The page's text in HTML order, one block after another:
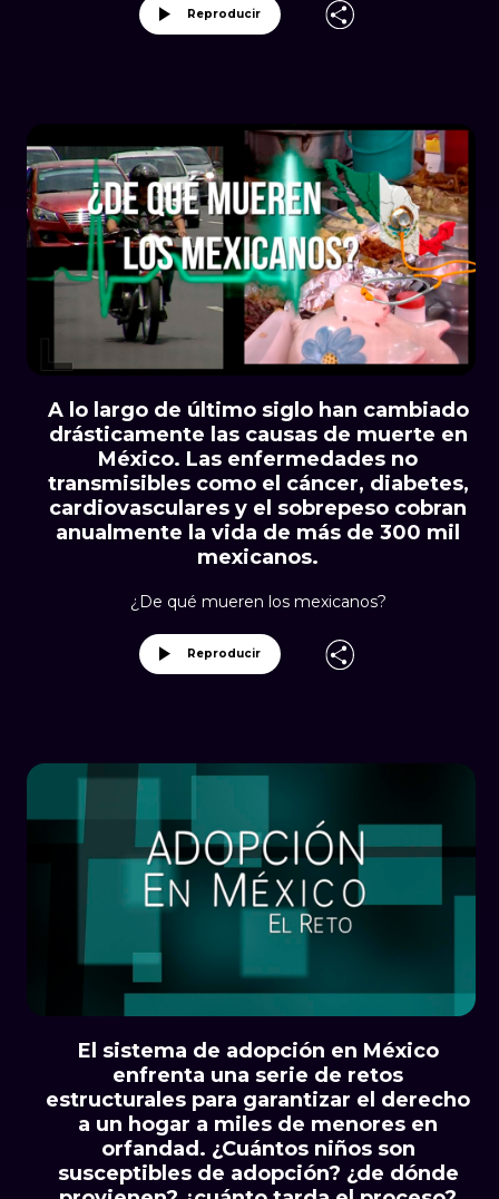
Reproducir
A lo largo de último siglo han cambiado
drásticamente las causas de muerte en
México. Las enfermedades no
transmisibles como el cáncer, diabetes,
cardiovasculares y el sobrepeso cobran
anualmente la vida de más de 300 mil
mexicanos.
¿De qué mueren los mexicanos?
Reproducir
El sistema de adopción en México
enfrenta una serie de retos
estructurales para garantizar el derecho
a un hogar a miles de menores en
orfandad. ¿Cuántos niños son
susceptibles de adopción? ¿de dónde